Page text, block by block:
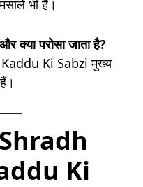
भी हैं।
क्या परोसा जाता है?
Kaddu Ki Sabzi मुख्य
Shradh
Ki